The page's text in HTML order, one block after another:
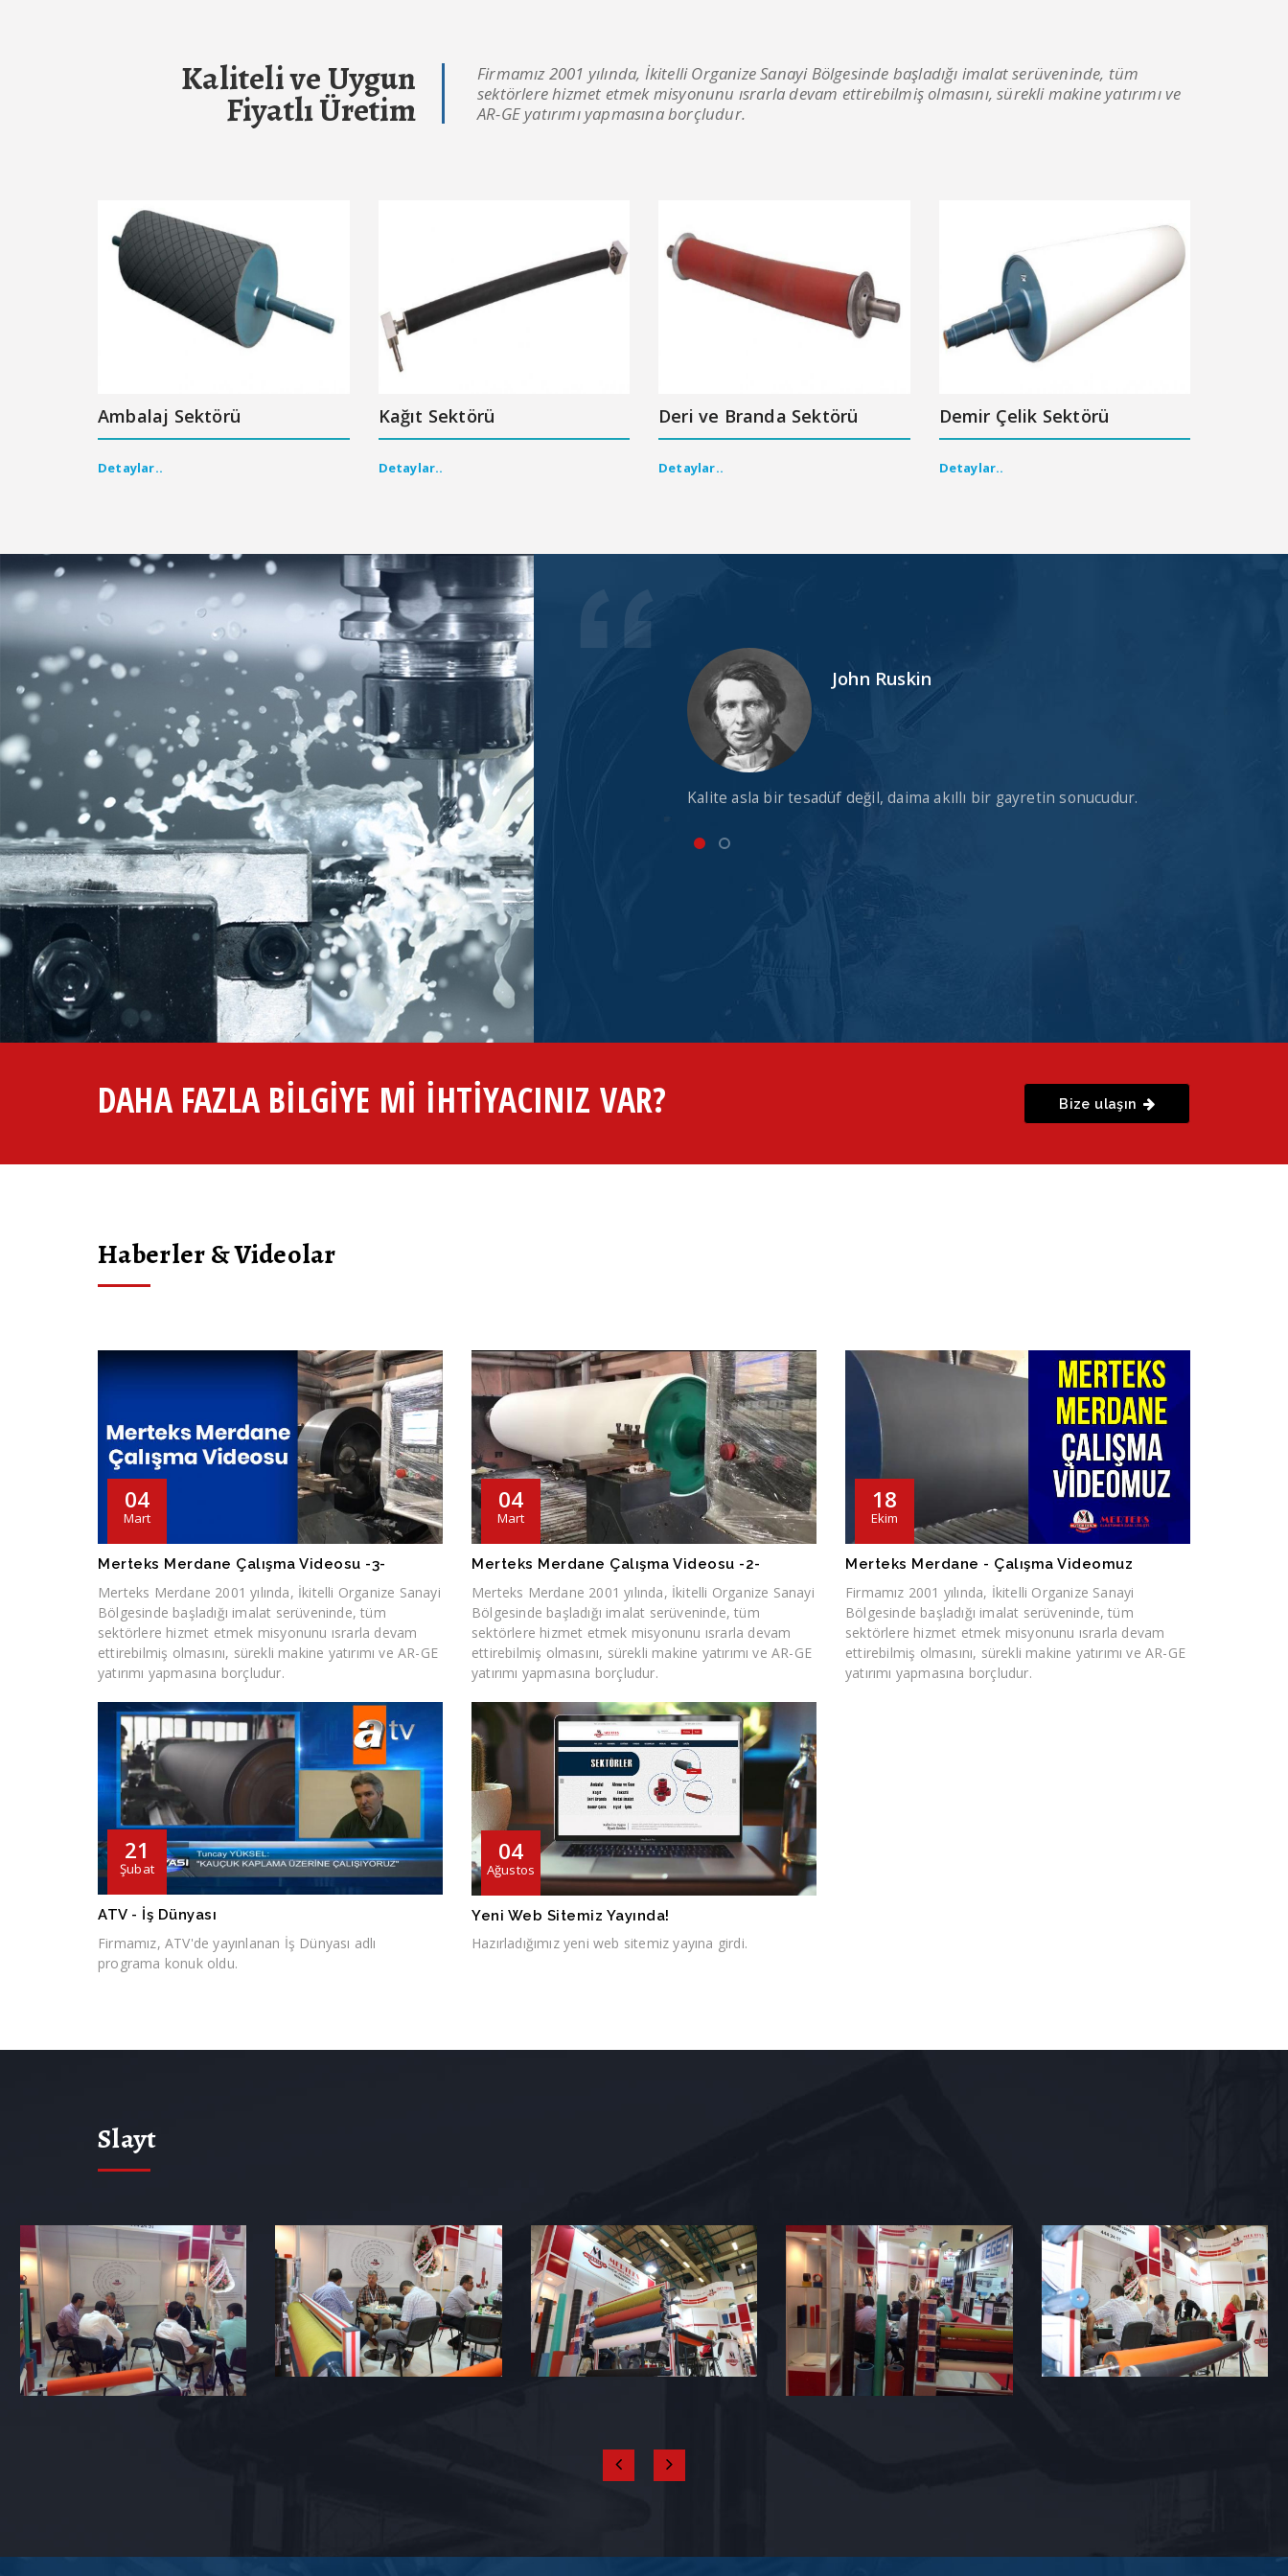
Kaliteli ve Uygun
Fiyatlı Üretim
Firmamız 2001 yılında, İkitelli Organize Sanayi Bölgesinde başladığı imalat serüveninde, tüm
sektörlere hizmet etmek misyonunu ısrarla devam ettirebilmiş olmasını, sürekli makine yatırımı ve
AR-GE yatırımı yapmasına borçludur.
Ambalaj Sektörü
Detaylar..
Kağıt Sektörü
Detaylar..
Deri ve Branda Sektörü
Detaylar..
Demir Çelik Sektörü
Detaylar..
sonucudur.
Charles A. Mills
Kalite doğru ürün ya da hizmeti, müşterinin eline doğru zamanda ve
doğru fiyatla koymaktır.
John Ruskin
Kalite asla bir tesadüf değil, daima akıllı bir gayretin sonucudur.
DAHA FAZLA BİLGİYE Mİ İHTİYACINIZ VAR? Bize ulaşın
Haberler & Videolar
04
Mart
Merteks Merdane Çalışma Videosu -3-
Merteks Merdane 2001 yılında, İkitelli Organize Sanayi
Bölgesinde başladığı imalat serüveninde, tüm
sektörlere hizmet etmek misyonunu ısrarla devam
ettirebilmiş olmasını, sürekli makine yatırımı ve AR-GE
yatırımı yapmasına borçludur.
04
Mart
Merteks Merdane Çalışma Videosu -2-
Merteks Merdane 2001 yılında, İkitelli Organize Sanayi
Bölgesinde başladığı imalat serüveninde, tüm
sektörlere hizmet etmek misyonunu ısrarla devam
ettirebilmiş olmasını, sürekli makine yatırımı ve AR-GE
yatırımı yapmasına borçludur.
18
Ekim
Merteks Merdane - Çalışma Videomuz
Firmamız 2001 yılında, İkitelli Organize Sanayi
Bölgesinde başladığı imalat serüveninde, tüm
sektörlere hizmet etmek misyonunu ısrarla devam
ettirebilmiş olmasını, sürekli makine yatırımı ve AR-GE
yatırımı yapmasına borçludur.
21
Şubat
ATV - İş Dünyası
Firmamız, ATV'de yayınlanan İş Dünyası adlı
programa konuk oldu.
04
Ağustos
Yeni Web Sitemiz Yayında!
Hazırladığımız yeni web sitemiz yayına girdi.
Slayt